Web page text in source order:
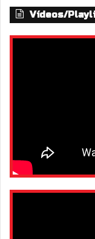
Vídeos/